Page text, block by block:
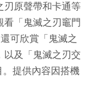
刃原聲帶和卡通等
看「鬼滅之刃竈門
可欣賞「鬼滅之
以及「鬼滅之刃交
。提供內容因搭機